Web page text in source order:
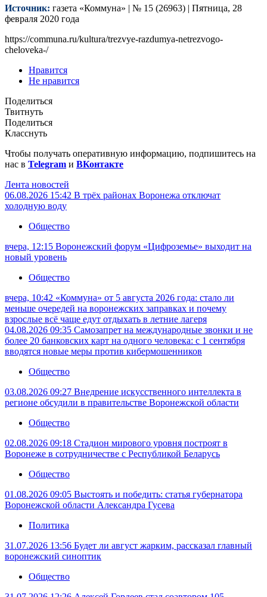
Источник: газета «Коммуна» | № 15 (26963) | Пятница, 28
февраля 2020 года
https://communa.ru/kultura/trezvye-razdumya-netrezvogo-
cheloveka-/
Нравится
Не нравится
Поделиться
Твитнуть
Поделиться
Класснуть
Чтобы получать оперативную информацию, подпишитесь на
нас в Telegram и ВКонтакте
Лента новостей
06.08.2026 15:42 В трёх районах Воронежа отключат
холодную воду
Общество
вчера, 12:15 Воронежский форум «Цифроземье» выходит на
новый уровень
Общество
вчера, 10:42 «Коммуна» от 5 августа 2026 года: стало ли
меньше очередей на воронежских заправках и почему
взрослые всё чаще едут отдыхать в летние лагеря
04.08.2026 09:35 Самозапрет на международные звонки и не
более 20 банковских карт на одного человека: с 1 сентября
вводятся новые меры против кибермошенников
Общество
03.08.2026 09:27 Внедрение искусственного интеллекта в
регионе обсудили в правительстве Воронежской области
Общество
02.08.2026 09:18 Стадион мирового уровня построят в
Воронеже в сотрудничестве с Республикой Беларусь
Общество
01.08.2026 09:05 Выстоять и победить: статья губернатора
Воронежской области Александра Гусева
Политика
31.07.2026 13:56 Будет ли август жарким, рассказал главный
воронежский синоптик
Общество